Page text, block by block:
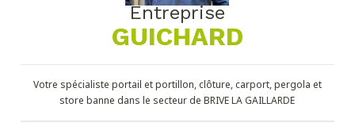
Entreprise
GUICHARD
Votre spécialiste portail et portillon, clôture, carport, pergola et
store banne dans le secteur de BRIVE LA GAILLARDE